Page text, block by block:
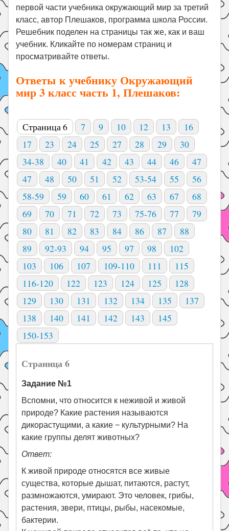
первой части учебника окружающий мир за третий
класс, автор Плешаков, программа школа России.
Решебник поделен на страницы так же, как и ваш
учебник. Кликайте по номерам страниц и
просматривайте ответы.
Ответы к учебнику Окружающий
мир 3 класс часть 1, Плешаков:
Страница 6 7 9 10 12 13
16
17
23 24 25 27 28 29
30
34-38
40 41 42 43 44 46
47
47
48 50 51 52 53-54 55
56
58-59
59 60 61 62 63 67
68
69
70 71 72 73 75-76 77
79
80
81 82 83 84 86 87
88
89
92-93 94 95 97 98
102
103
106 107 109-110 111
115
116-120
122 123 124 125
128
129
130 131 132 134 135
137
138
140 141 142 143
145
150-153
Страница 6
Задание №1
Вспомни, что относится к неживой и живой
природе? Какие растения называются
дикорастущими, а какие − культурными? На
какие группы делят животных?
Ответ:
К живой природе относятся все живые
существа, которые дышат, питаются, растут,
размножаются, умирают. Это человек, грибы,
растения, звери, птицы, рыбы, насекомые,
бактерии.